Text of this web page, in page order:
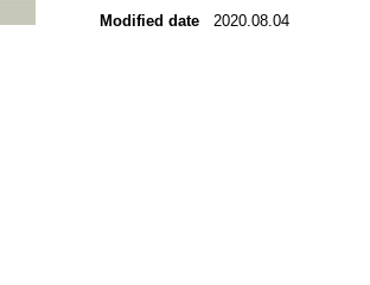
Modified date
2020.08.04